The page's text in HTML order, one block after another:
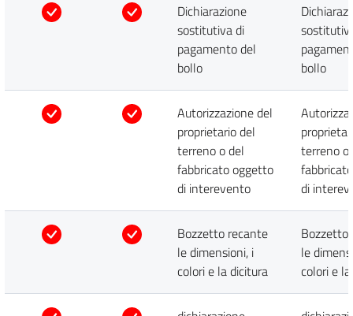
Dichiarazione
sostitutiva di
pagamento del
bollo
bollo
Autorizzazione del
proprietario del
terreno o del
fabbricato oggetto
di interevento
terreno o
di
Bozzetto recante
le dimensioni, i
colori e la dicitura
Bozzetto
le
colori e